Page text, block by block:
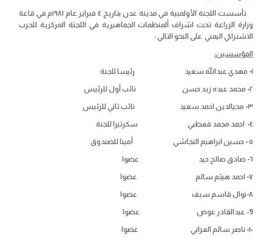
تأسست اللجنة الأولمبية في مدينة عدن بتاريخ ٤ فبراير عام ١٩٨١م في قاعة
وزارة الزراعة تحت اشراف ألمنظمات الجماهيرية في اللجنة المركزية للحرب
الاشتراكي اليمني على النحو التالي :
المؤسسين:
١- مهدي عبدالله سعيد رئيسا للجنة
٢- محمد عبده زيد حسن نائب أول للرئيس
٣- محيالدين احمد سعيد نائب ثاني للرئيس
٤- احمد محمد قعطبي سكرتيرا للجنة
٥ - حسين ابراهيم النجاشي أمينا للصندوق
٦- صادق صالح حيد عضوا
٧- احمد هيثم سالم عضوا
٨-نوال قاسم سيف عضوا
9- عبدالقادر عوض عضوا
١٠- ناصر سالم العزاني عضوا